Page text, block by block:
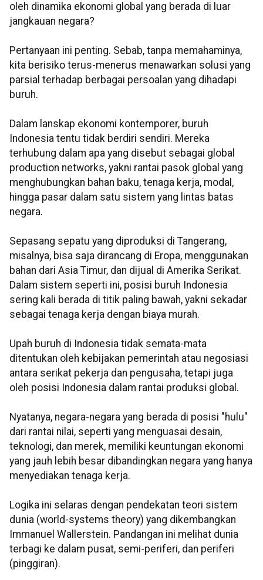
oleh dinamika ekonomi global yang berada di luar
jangkauan negara?
Pertanyaan ini penting. Sebab, tanpa memahaminya,
kita berisiko terus-menerus menawarkan solusi yang
parsial terhadap berbagai persoalan yang dihadapi
buruh.
Dalam lanskap ekonomi kontemporer, buruh
Indonesia tentu tidak berdiri sendiri. Mereka
terhubung dalam apa yang disebut sebagai global
production networks, yakni rantai pasok global yang
menghubungkan bahan baku, tenaga kerja, modal,
hingga pasar dalam satu sistem yang lintas batas
negara.
Sepasang sepatu yang diproduksi di Tangerang,
misalnya, bisa saja dirancang di Eropa, menggunakan
bahan dari Asia Timur, dan dijual di Amerika Serikat.
Dalam sistem seperti ini, posisi buruh Indonesia
sering kali berada di titik paling bawah, yakni sekadar
sebagai tenaga kerja dengan biaya murah.
Upah buruh di Indonesia tidak semata-mata
ditentukan oleh kebijakan pemerintah atau negosiasi
antara serikat pekerja dan pengusaha, tetapi juga
oleh posisi Indonesia dalam rantai produksi global.
Nyatanya, negara-negara yang berada di posisi "hulu"
dari rantai nilai, seperti yang menguasai desain,
teknologi, dan merek, memiliki keuntungan ekonomi
yang jauh lebih besar dibandingkan negara yang hanya
menyediakan tenaga kerja.
Logika ini selaras dengan pendekatan teori sistem
dunia (world-systems theory) yang dikembangkan
Immanuel Wallerstein. Pandangan ini melihat dunia
terbagi ke dalam pusat, semi-periferi, dan periferi
(pinggiran).